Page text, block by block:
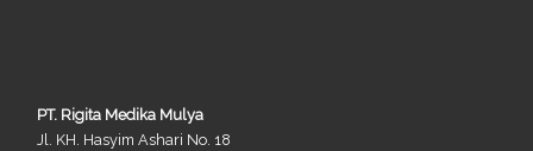
PT. Rigita Medika Mulya
Jl. KH. Hasyim Ashari No. 18